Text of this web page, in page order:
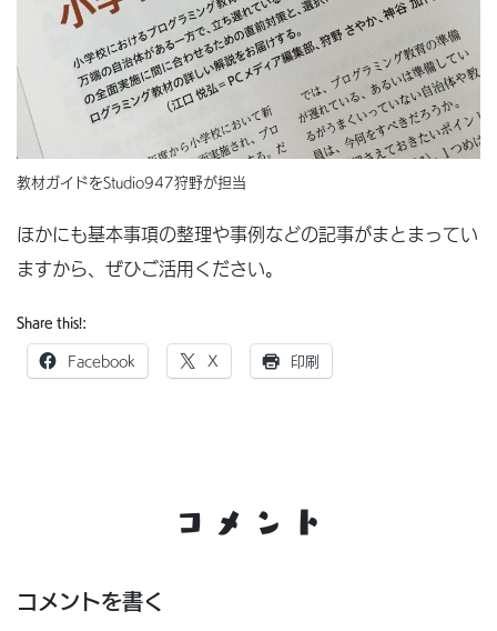
教材ガイドをStudio947狩野が担当
ほかにも基本事項の整理や事例などの記事がまとまってい
ますから、ぜひご活用ください。
Share this!:
Facebook X 印刷
コメント
コメントを書く